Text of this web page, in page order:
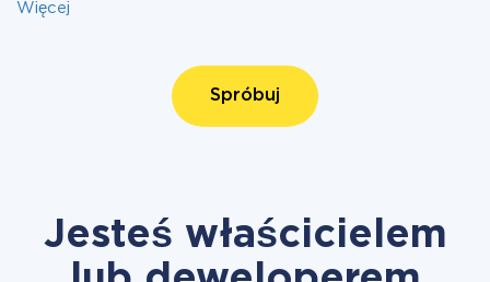
Więcej
Spróbuj
Jesteś właścicielem